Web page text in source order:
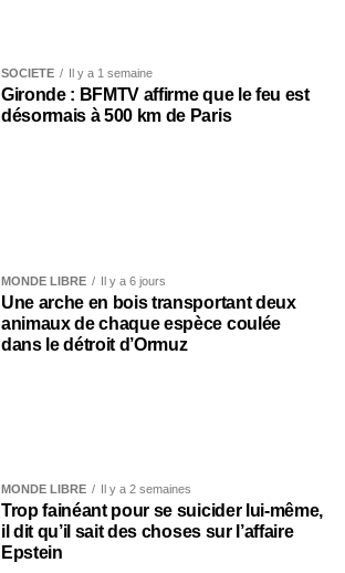
SOCIÉTÉ Il y a 1 semaine
Gironde : BFMTV affirme que le feu est
désormais à 500 km de Paris
MONDE LIBRE Il y a 6 jours
Une arche en bois transportant deux
animaux de chaque espèce coulée
dans le détroit d’Ormuz
MONDE LIBRE Il y a 2 semaines
Trop fainéant pour se suicider lui-même,
il dit qu’il sait des choses sur l’affaire
Epstein